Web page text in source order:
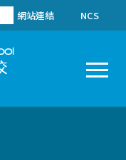
網站連結 NCS